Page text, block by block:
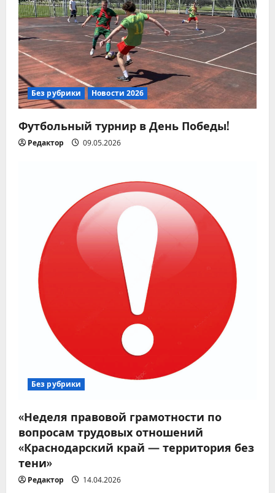
Без рубрики Новости 2026
Футбольный турнир в День Победы!
Редактор 09.05.2026
Без рубрики
«Неделя правовой грамотности по
вопросам трудовых отношений
«Краснодарский край — территория без
тени»
Редактор 14.04.2026